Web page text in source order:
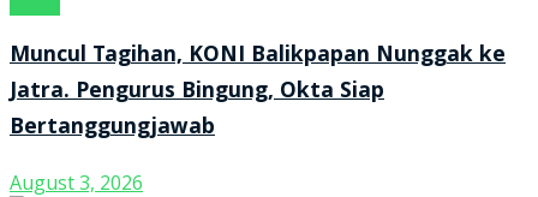
Muncul Tagihan, KONI Balikpapan Nunggak ke
Jatra. Pengurus Bingung, Okta Siap
Bertanggungjawab
August 3, 2026